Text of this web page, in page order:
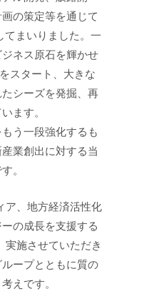
の策定等を通じて
てまいりました。一
ネス原石を輝かせ
スタート、大きな
シーズを発掘、再
ます。
う一段強化するも
業創出に対する当
。
ア、地方経済活性化
の成長を支援する
実施させていただき
ープとともに質の
えです。